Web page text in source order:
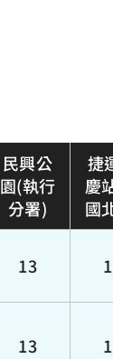
民興公
園(執行
分署)
捷
慶
國
13
13